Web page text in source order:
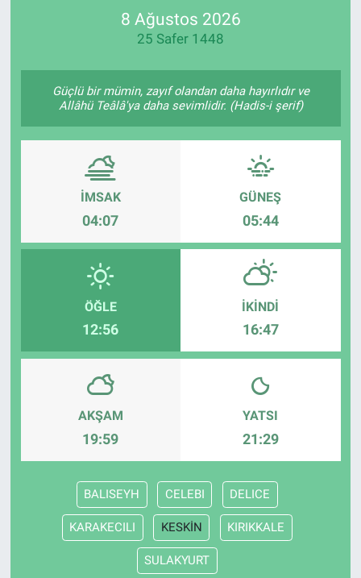
8 Ağustos 2026
25 Safer 1448
Güçlü bir mümin, zayıf olandan daha hayırlıdır ve
Allâhü Teâlâ'ya daha sevimlidir. (Hadis-i şerif)
İMSAK
04:07
GÜNEŞ
05:44
ÖĞLE
12:56
İKINDI
16:47
AKŞAM
19:59
YATSI
21:29
BALISEYH CELEBI DELICE
KARAKECILI KESKİN KIRIKKALE
SULAKYURT
RESMİ İLANLAR